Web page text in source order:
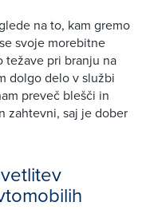
na to, kam gremo
svoje morebitne
težave pri branju na
dolgo delo v službi
preveč blešči in
zahtevni, saj je dober